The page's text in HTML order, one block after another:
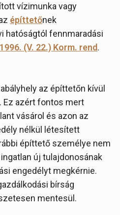
vízimunka vagy
építtetőnek
hatóságtól fennmaradási
(V. 22.) Korm. rend.
az építtetőn kívül
Ez azért fontos mert
vásárol és azon az
nélkül létesített
építtető személye nem
új tulajdonosának
engedélyt megkérnie.
bírság
mentesül.